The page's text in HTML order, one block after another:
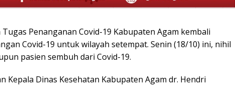
Tugas Penanganan Covid-19 Kabupaten Agam kembali
Covid-19 untuk wilayah setempat. Senin (18/10) ini, nihil
pasien sembuh dari Covid-19.
Dinas Kesehatan Kabupaten Agam dr. Hendri